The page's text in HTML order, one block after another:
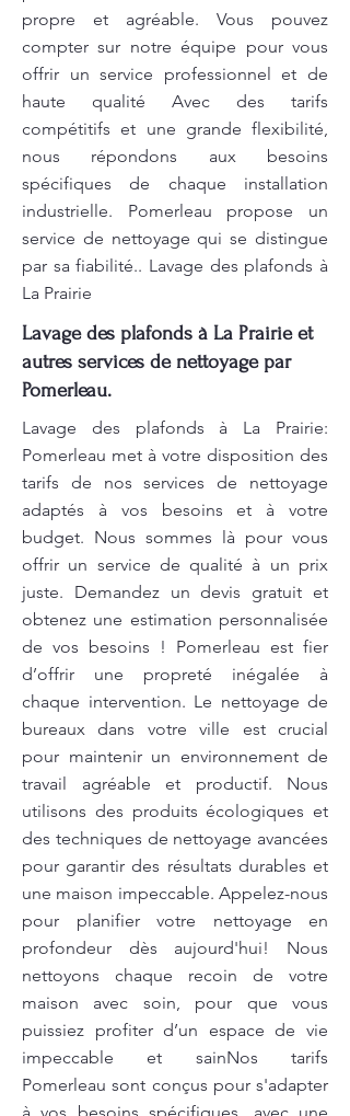
propre et agréable. Vous pouvez
compter sur notre équipe pour vous
offrir un service professionnel et de
haute qualité Avec des tarifs
compétitifs et une grande flexibilité,
nous répondons aux besoins
spécifiques de chaque installation
industrielle. Pomerleau propose un
service de nettoyage qui se distingue
par sa fiabilité.. Lavage des plafonds à
La Prairie
Lavage des plafonds à La Prairie et
autres services de nettoyage par
Pomerleau.
Lavage des plafonds à La Prairie:
Pomerleau met à votre disposition des
tarifs de nos services de nettoyage
adaptés à vos besoins et à votre
budget. Nous sommes là pour vous
offrir un service de qualité à un prix
juste. Demandez un devis gratuit et
obtenez une estimation personnalisée
de vos besoins ! Pomerleau est fier
d’offrir une propreté inégalée à
chaque intervention. Le nettoyage de
bureaux dans votre ville est crucial
pour maintenir un environnement de
travail agréable et productif. Nous
utilisons des produits écologiques et
des techniques de nettoyage avancées
pour garantir des résultats durables et
une maison impeccable. Appelez-nous
pour planifier votre nettoyage en
profondeur dès aujourd'hui! Nous
nettoyons chaque recoin de votre
maison avec soin, pour que vous
puissiez profiter d’un espace de vie
impeccable et sainNos tarifs
Pomerleau sont conçus pour s'adapter